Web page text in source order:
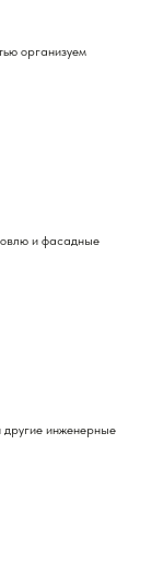
организуем
и фасадные
другие инженерные